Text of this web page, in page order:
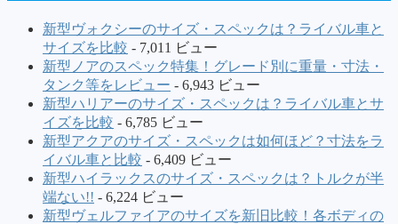
新型ヴォクシーのサイズ・スペックは？ライバル車と
サイズを比較 - 7,011 ビュー
新型ノアのスペック特集！グレード別に重量・寸法・
タンク等をレビュー - 6,943 ビュー
新型ハリアーのサイズ・スペックは？ライバル車とサ
イズを比較 - 6,785 ビュー
新型アクアのサイズ・スペックは如何ほど？寸法をラ
イバル車と比較 - 6,409 ビュー
新型ハイラックスのサイズ・スペックは？トルクが半
端ない!! - 6,224 ビュー
新型ヴェルファイアのサイズを新旧比較！各ボディの